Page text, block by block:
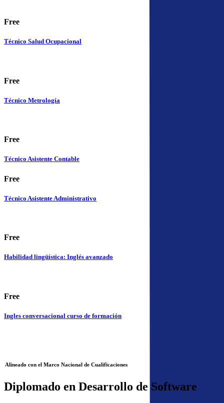
Free
Técnico Salud Ocupacional
Free
Técnico Metrología
Free
Técnico Asistente Contable
Free
Técnico Asistente Administrativo
Free
Habilidad lingüística: Inglés avanzado
Free
Ingles conversacional curso de formación
Alineado con el Marco Nacional de Cualificaciones
Diplomado en Desarrollo de Software